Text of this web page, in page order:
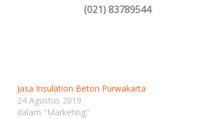
(021) 83789544
Jasa Insulation Beton Purwakarta
24 Agustus 2019
dalam "Marketing"